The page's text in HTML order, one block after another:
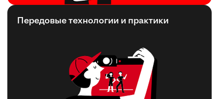
Передовые технологии и практики